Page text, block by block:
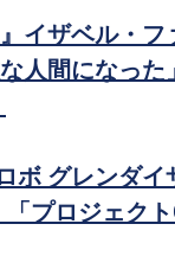
ア
イザベル・フ
人間になった
ボ グレンダ
プロジェク